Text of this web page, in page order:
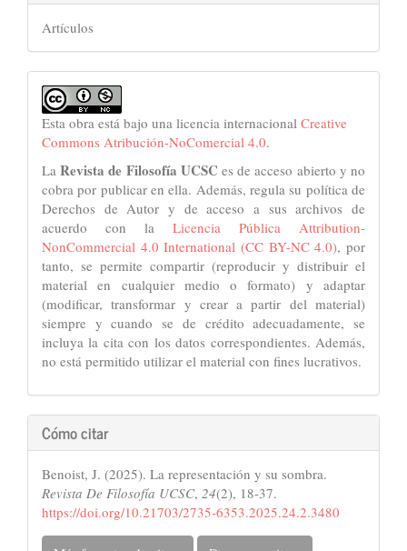
Artículos
Esta obra está bajo una licencia internacional Creative
Commons Atribución-NoComercial 4.0.
LaRevista de Filosofía UCSC es de acceso abierto y no
cobra por publicar en ella. Además, regula su política de
Derechos de Autor y de acceso a sus archivos de
acuerdo con la Licencia Pública Attribution-
NonCommercial 4.0 International (CC BY-NC 4.0), por
tanto, se permite compartir (reproducir y distribuir el
material en cualquier medio o formato) y adaptar
(modificar, transformar y crear a partir del material)
siempre y cuando se de crédito adecuadamente, se
incluya la cita con los datos correspondientes. Además,
no está permitido utilizar el material con fines lucrativos.
Cómo citar
Benoist, J. (2025). La representación y su sombra.
Revista De Filosofía UCSC, 24(2), 18-37.
https://doi.org/10.21703/2735-6353.2025.24.2.3480